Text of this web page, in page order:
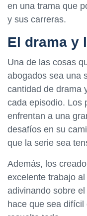
en una trama que
y sus carreras.
El drama y
Una de las cosas
abogados sea una
cantidad de drama
cada episodio. Los
enfrentan a una
desafíos en su
que la serie sea
Además, los
excelente trabajo
adivinando sobre
hace que sea